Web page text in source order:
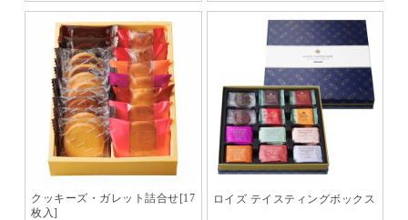
クッキーズ・ガレット詰合せ[17
枚入]
ロイズ テイスティングボックス